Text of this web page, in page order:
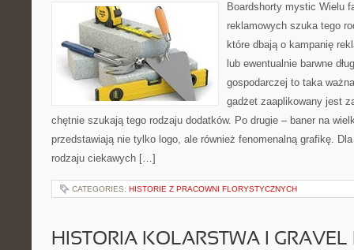
Boardshorty mystic Wielu
reklamowych szuka tego
które dbają o kampanię
lub ewentualnie barwne
gospodarczej to taka
gadżet zaaplikowany jest
chętnie szukają tego rodzaju dodatków. Po drugie – baner na
przedstawiają nie tylko logo, ale również fenomenalną grafikę.
rodzaju ciekawych […]
CATEGORIES: HISTORIE Z PRACOWNI FLORYSTYCZNYCH
HISTORIA KOLARSTWA I GRAVEL